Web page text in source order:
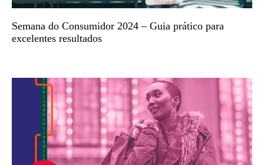
Semana do Consumidor 2024 – Guia prático para
excelentes resultados